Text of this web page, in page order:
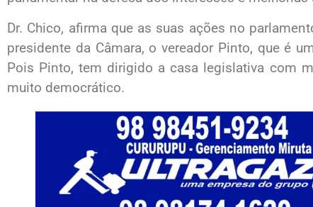
Dr. Chico, afirma que as suas ações no
presidente da Câmara, o vereador Pinto, que é
Pois Pinto, tem dirigido a casa legislativa com
muito democrático.